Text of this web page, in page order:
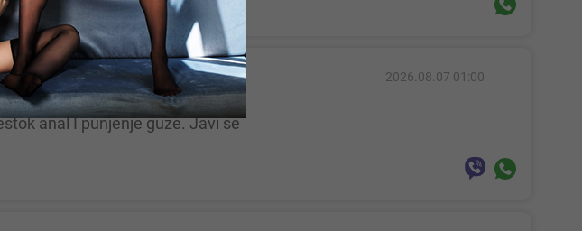
2026.08.07 01:00
anal I punjenje guze. Javi se